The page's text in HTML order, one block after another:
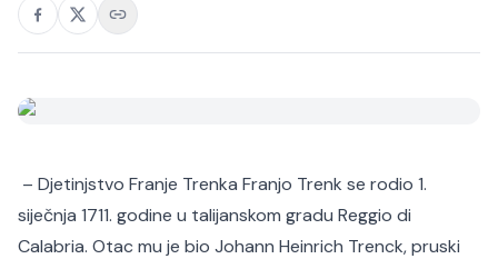
– Djetinjstvo Franje Trenka Franjo Trenk se rodio 1.
siječnja 1711. godine u talijanskom gradu Reggio di
Calabria. Otac mu je bio Johann Heinrich Trenck, pruski